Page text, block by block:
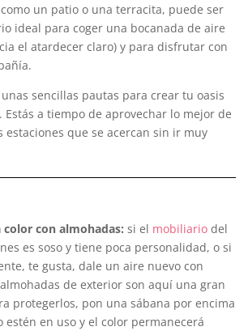
un patio o una terracita, puede ser
ideal para coger una bocanada de aire
el atardecer claro) y para disfrutar con
sencillas pautas para crear tu oasis
Estás a tiempo de aprovechar lo mejor de
estaciones que se acercan sin ir muy
color con almohadas: si el mobiliariodel
es soso y tiene poca personalidad, o si
te gusta, dale un aire nuevo con
de exterior son aquí una gran
protegerlos, pon una sábana por encima
estén en uso y el color permanecerá